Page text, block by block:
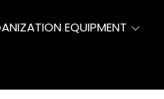
EQUIPMENT